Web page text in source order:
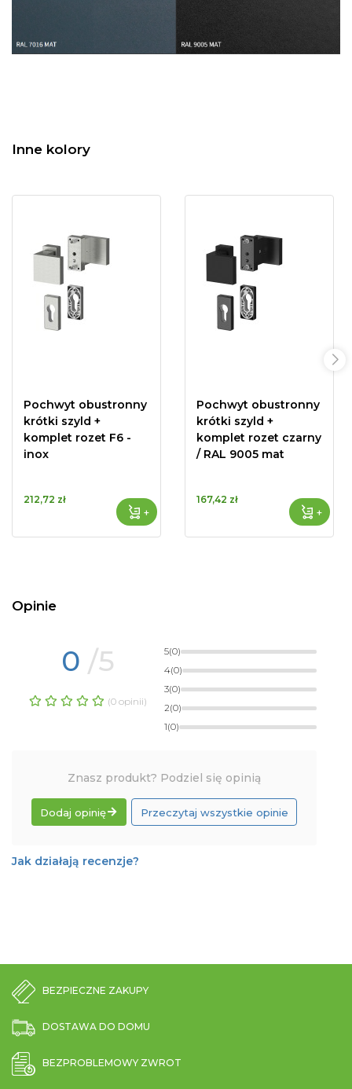
Inne kolory
Pochwyt obustronny
krótki szyld +
komplet rozet F6 -
inox
212,72 zł
+
Pochwyt obustronny
krótki szyld +
komplet rozet czarny
/ RAL 9005 mat
167,42 zł
+
Opinie
0 /5
(0 opinii)
5(0)
4(0)
3(0)
2(0)
1(0)
Znasz produkt? Podziel się opinią
Dodaj opinię Przeczytaj wszystkie opinie
Jak działają recenzje?
BEZPIECZNE ZAKUPY
DOSTAWA DO DOMU
BEZPROBLEMOWY ZWROT